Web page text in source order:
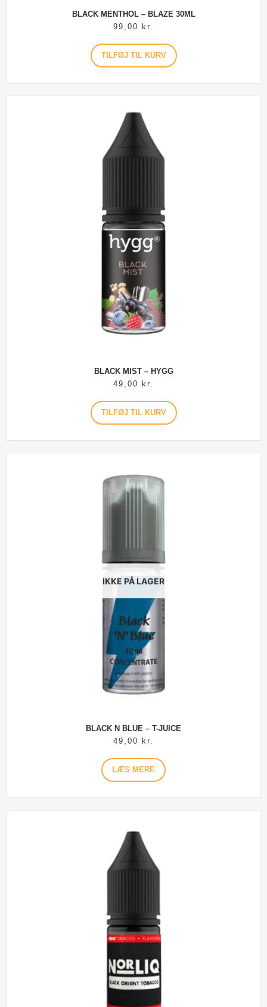
BLACK MENTHOL – BLAZE 30ML
99,00
kr.
TILFØJ TIL KURV
BLACK MIST – HYGG
49,00
kr.
TILFØJ TIL KURV
IKKE PÅ LAGER
BLACK N BLUE – T-JUICE
49,00
kr.
LÆS MERE